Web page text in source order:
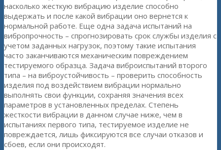
насколько жесткую вибрацию изделие способно
выдержать и после какой вибрации оно вернется к
нормальной работе. Еще одна задача испытаний на
вибропрочность – спрогнозировать срок службы изделия с
учетом заданных нагрузок, поэтому такие испытания
часто заканчиваются механическим повреждением
тестируемого образца. Задача виброиспытаний второго
типа – на виброустойчивость – проверить способность
изделия под воздействием вибрации нормально
выполнять свои функции, сохраняя значения всех
параметров в установленных пределах. Степень
жесткости вибрации в данном случае ниже, чем в
испытаниях первого типа, тестируемое изделие не
повреждается, лишь фиксируются все случаи отказов и
сбоев, если они происходят.